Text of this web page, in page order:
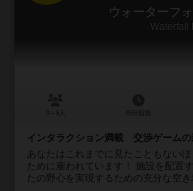
ウォーターフ
Waterfall
インタラクション満載 交渉ゲームの
あなたはこれまでに見たこともない
ために雇われています！ 施設を配置
たの野心を実現するための充分な空き